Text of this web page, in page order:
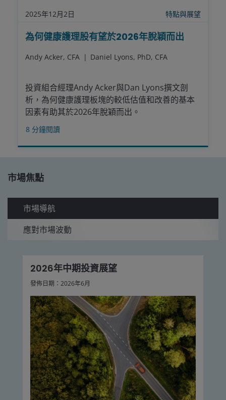
2025年12月2日 特點與展望
為何健康護理股有望於2026年脫穎而出
Andy Acker, CFA Daniel Lyons, PhD, CFA
投資組合經理Andy Acker與Dan Lyons撰文剖
析，為何健康護理板塊的較低估值和改善的基本
因素有助其於2026年脫穎而出。
8 分鐘閱讀
市場焦點
市場導航
應對市場波動
2026年中期投資展望
發佈日期：2026年6月